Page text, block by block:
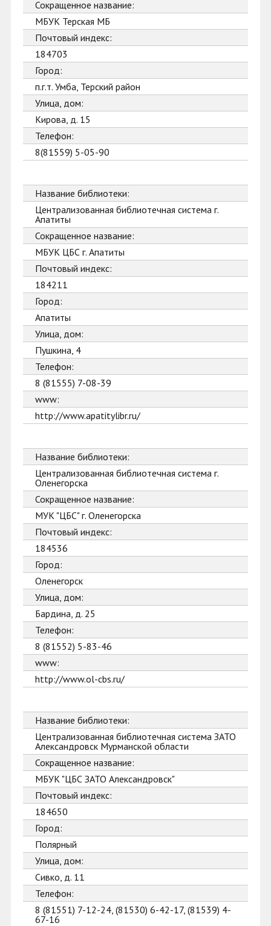
Сокращенное название:
МБУК Терская МБ
Почтовый индекс:
184703
Город:
п.г.т. Умба, Терский район
Улица, дом:
Кирова, д. 15
Телефон:
8(81559) 5-05-90
Название библиотеки:
Централизованная библиотечная система г.
Апатиты
Сокращенное название:
МБУК ЦБС г. Апатиты
Почтовый индекс:
184211
Город:
Апатиты
Улица, дом:
Пушкина, 4
Телефон:
8 (81555) 7-08-39
www:
http://www.apatitylibr.ru/
Название библиотеки:
Централизованная библиотечная система г.
Оленегорска
Сокращенное название:
МУК "ЦБС" г. Оленегорска
Почтовый индекс:
184536
Город:
Оленегорск
Улица, дом:
Бардина, д. 25
Телефон:
8 (81552) 5-83-46
www:
http://www.ol-cbs.ru/
Название библиотеки:
Централизованная библиотечная система ЗАТО
Александровск Мурманской области
Сокращенное название:
МБУК "ЦБС ЗАТО Александровск"
Почтовый индекс:
184650
Город:
Полярный
Улица, дом:
Сивко, д. 11
Телефон:
8 (81551) 7-12-24, (81530) 6-42-17, (81539) 4-
67-16